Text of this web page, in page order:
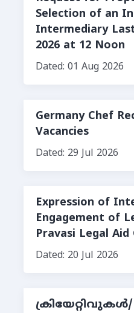
Selection of an
Intermediary
2026 at 12 Noon
Dated: 01 Aug 2026
Germany Chef
Vacancies
Dated: 29 Jul 2026
Expression of
Engagement of
Pravasi Legal Aid
Dated: 20 Jul 2026